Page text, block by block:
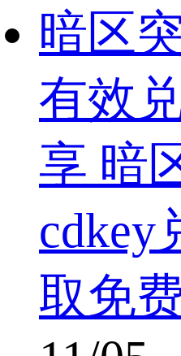
暗区
有效
享 暗
cdkey
取免